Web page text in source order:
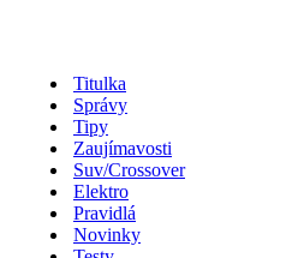
Titulka
Správy
Tipy
Zaujímavosti
Suv/Crossover
Elektro
Pravidlá
Novinky